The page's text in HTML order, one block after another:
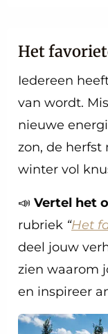
Het
Iedereen
van wordt.
nieuwe
zon, de herfst
winter vol
📣 Vertel het
rubriek “Het
deel jouw
zien waarom
en inspireer